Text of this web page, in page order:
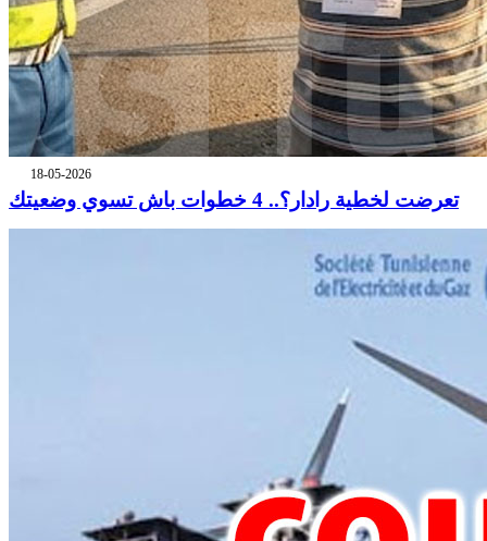
18-05-2026
تعرضت لخطية رادار؟.. 4 خطوات باش تسوي وضعيتك